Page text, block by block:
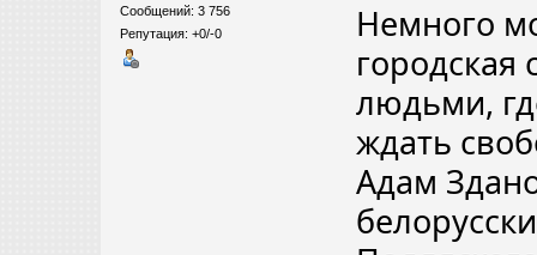
Сообщений: 3 756
Репутация: +0/-0
Немного
городская
людьми,
ждать
Адам